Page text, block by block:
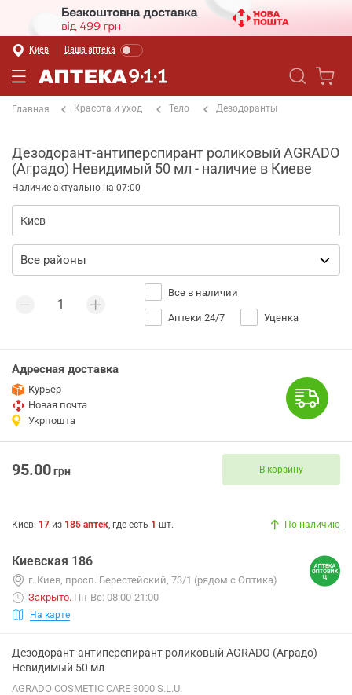
Киев Ваша аптека
Главная Красота и уход Тело Дезодоранты
Дезодорант-антиперспирант роликовый AGRADO
(Аградо) Невидимый 50 мл - наличие в Киеве
Наличие актуально на 07:00
Все в наличии
Аптеки 24/7 Уценка
Адресная доставка
Курьер
Новая почта
Укрпошта
95.00грн В корзину
Киев: 17 из 185 аптек, где есть 1 шт. По наличию
Киевская 186
г. Киев, просп. Берестейский, 73/1 (рядом с Оптика)
Закрыто. Пн-Вс: 08:00-21:00
На карте
Дезодорант-антиперспирант роликовый AGRADO (Аградо)
Невидимый 50 мл
AGRADO COSMETIC CARE 3000 S.L.U.